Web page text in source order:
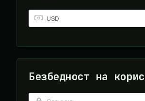
Безбедност на